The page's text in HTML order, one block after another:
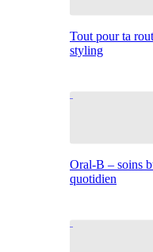
Tout pour ta
styling
Oral-B – soins
quotidien